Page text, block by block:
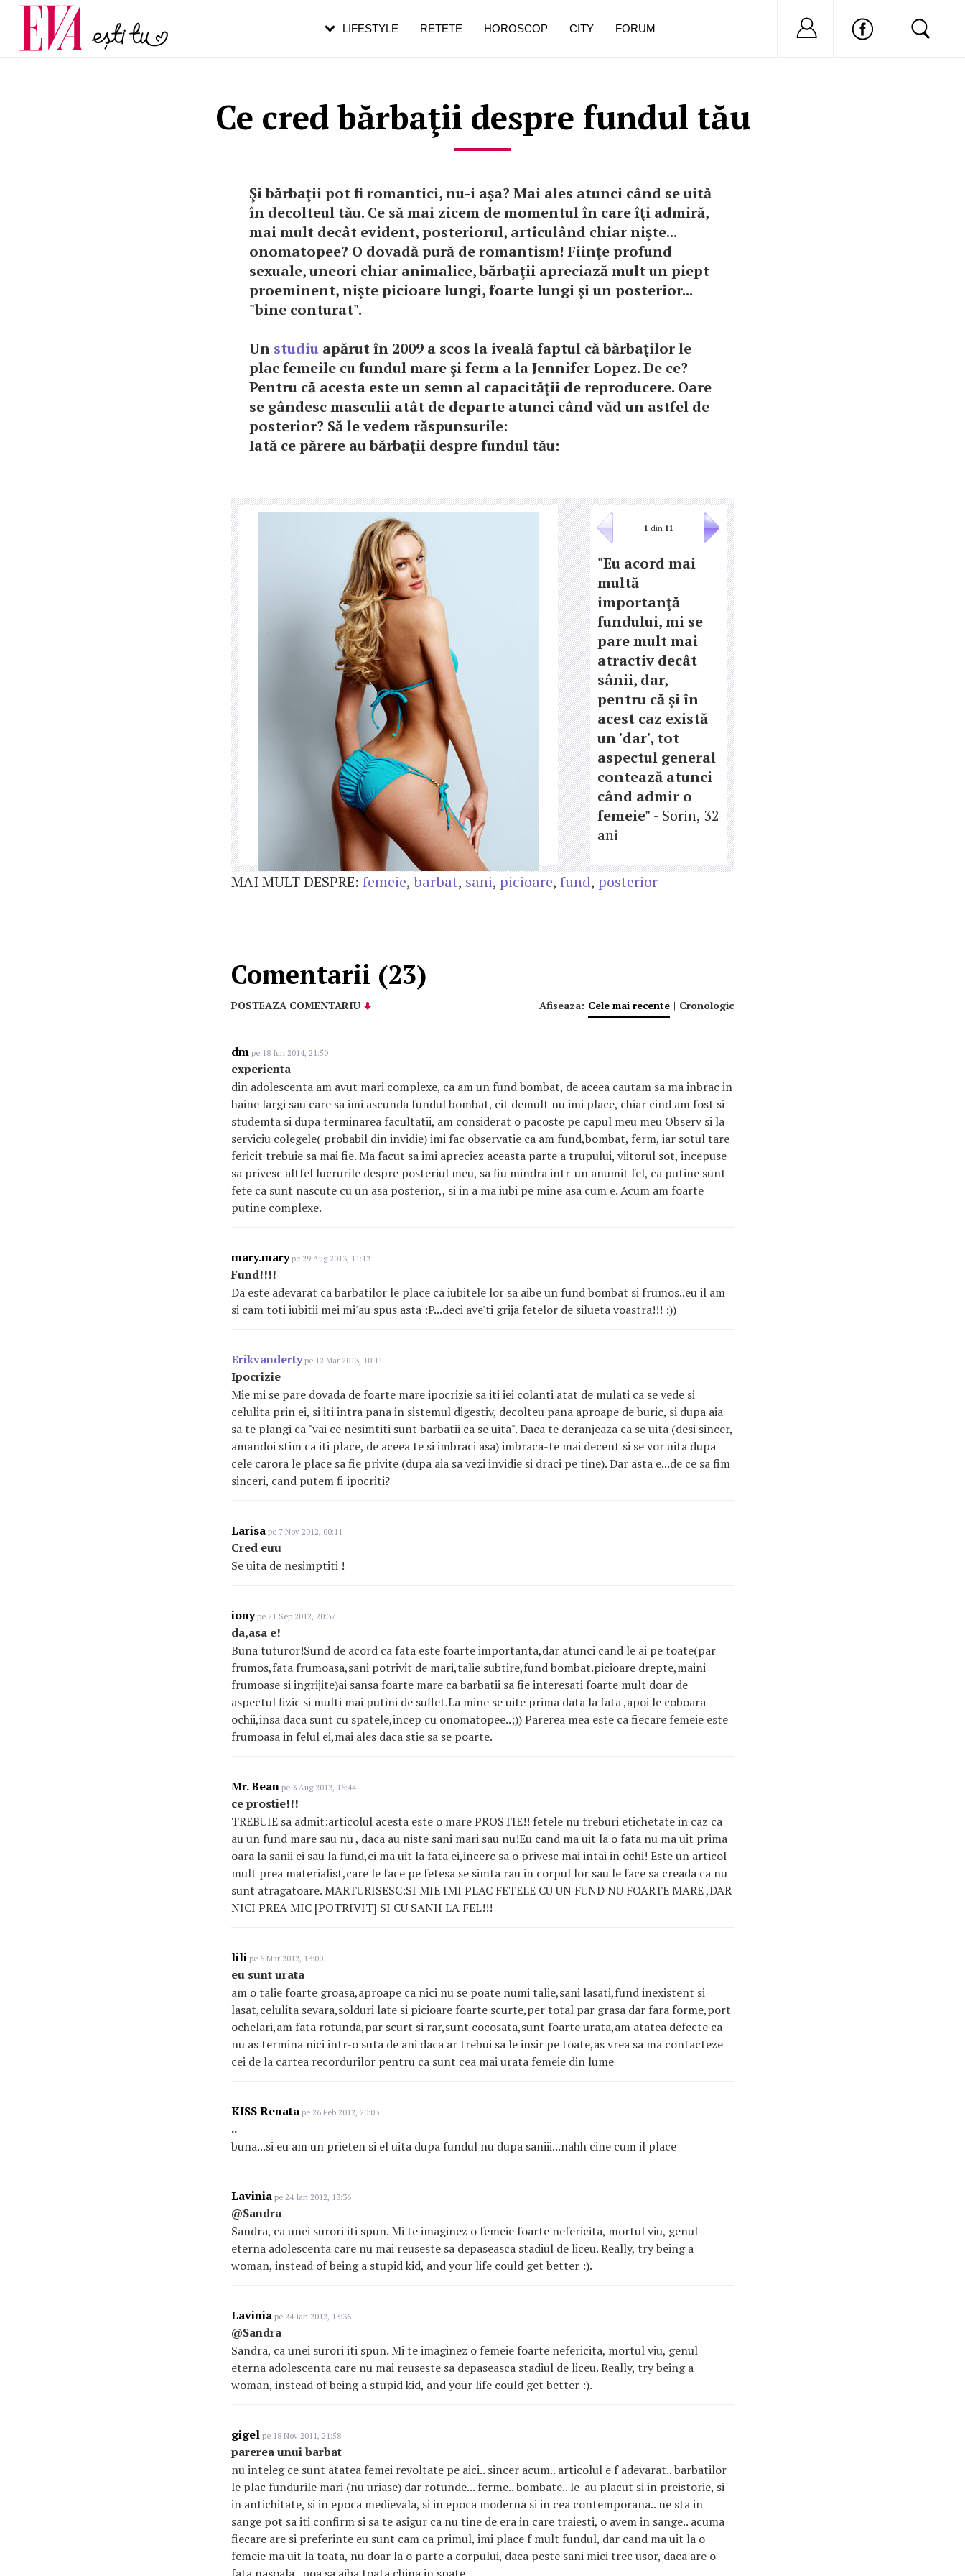
Ce cred bărbaţii despre fundul tău
Şi bărbaţii pot fi romantici, nu-i aşa? Mai ales atunci când se uită
în decolteul tău. Ce să mai zicem de momentul în care îţi admiră,
mai mult decât evident, posteriorul, articulând chiar nişte...
onomatopee? O dovadă pură de romantism! Fiinţe profund
sexuale, uneori chiar animalice, bărbaţii apreciază mult un piept
proeminent, nişte picioare lungi, foarte lungi şi un posterior...
"bine conturat".
Un studiu apărut în 2009 a scos la iveală faptul că bărbaţilor le
plac femeile cu fundul mare şi ferm a la Jennifer Lopez. De ce?
Pentru că acesta este un semn al capacităţii de reproducere. Oare
se gândesc masculii atât de departe atunci când văd un astfel de
posterior? Să le vedem răspunsurile:
Iată ce părere au bărbaţii despre fundul tău:
1 din 11
"Eu acord mai
multă
importanţă
fundului, mi se
pare mult mai
atractiv decât
sânii, dar,
pentru că şi în
acest caz există
un 'dar', tot
aspectul general
contează atunci
când admir o
femeie" - Sorin, 32
ani
MAI MULT DESPRE: femeie, barbat, sani, picioare, fund, posterior
Comentarii (23)
POSTEAZA COMENTARIU Afiseaza: Cele mai recente | Cronologic
dm pe 18 Iun 2014, 21:50
experienta
din adolescenta am avut mari complexe, ca am un fund bombat, de aceea cautam sa ma inbrac in
haine largi sau care sa imi ascunda fundul bombat, cit demult nu imi place, chiar cind am fost si
studemta si dupa terminarea facultatii, am considerat o pacoste pe capul meu meu Observ si la
serviciu colegele( probabil din invidie) imi fac observatie ca am fund,bombat, ferm, iar sotul tare
fericit trebuie sa mai fie. Ma facut sa imi apreciez aceasta parte a trupului, viitorul sot, incepuse
sa privesc altfel lucrurile despre posteriul meu, sa fiu mindra intr-un anumit fel, ca putine sunt
fete ca sunt nascute cu un asa posterior,, si in a ma iubi pe mine asa cum e. Acum am foarte
putine complexe.
mary.marype 29 Aug 2013, 11:12
Fund!!!!
Da este adevarat ca barbatilor le place ca iubitele lor sa aibe un fund bombat si frumos..eu il am
si cam toti iubitii mei mi'au spus asta :P...deci ave'ti grija fetelor de silueta voastra!!! :))
Erikvandertype 12 Mar 2013, 10:11
Ipocrizie
Mie mi se pare dovada de foarte mare ipocrizie sa iti iei colanti atat de mulati ca se vede si
celulita prin ei, si iti intra pana in sistemul digestiv, decolteu pana aproape de buric, si dupa aia
sa te plangi ca "vai ce nesimtiti sunt barbatii ca se uita". Daca te deranjeaza ca se uita (desi sincer,
amandoi stim ca iti place, de aceea te si imbraci asa) imbraca-te mai decent si se vor uita dupa
cele carora le place sa fie privite (dupa aia sa vezi invidie si draci pe tine). Dar asta e...de ce sa fim
sinceri, cand putem fi ipocriti?
Larisa pe 7 Nov 2012, 00:11
Cred euu
Se uita de nesimptiti !
ionype 21 Sep 2012, 20:37
da,asa e!
Buna tuturor!Sund de acord ca fata este foarte importanta,dar atunci cand le ai pe toate(par
frumos,fata frumoasa,sani potrivit de mari,talie subtire,fund bombat.picioare drepte,maini
frumoase si ingrijite)ai sansa foarte mare ca barbatii sa fie interesati foarte mult doar de
aspectul fizic si multi mai putini de suflet.La mine se uite prima data la fata ,apoi le coboara
ochii,insa daca sunt cu spatele,incep cu onomatopee..;)) Parerea mea este ca fiecare femeie este
frumoasa in felul ei,mai ales daca stie sa se poarte.
Mr. Bean pe 3 Aug 2012, 16:44
ce prostie!!!
TREBUIE sa admit:articolul acesta este o mare PROSTIE!! fetele nu treburi etichetate in caz ca
au un fund mare sau nu , daca au niste sani mari sau nu!Eu cand ma uit la o fata nu ma uit prima
oara la sanii ei sau la fund,ci ma uit la fata ei,incerc sa o privesc mai intai in ochi! Este un articol
mult prea materialist,care le face pe fetesa se simta rau in corpul lor sau le face sa creada ca nu
sunt atragatoare. MARTURISESC:SI MIE IMI PLAC FETELE CU UN FUND NU FOARTE MARE ,DAR
NICI PREA MIC [POTRIVIT] SI CU SANII LA FEL!!!
lili pe 6 Mar 2012, 13:00
eu sunt urata
am o talie foarte groasa,aproape ca nici nu se poate numi talie,sani lasati,fund inexistent si
lasat,celulita sevara,solduri late si picioare foarte scurte,per total par grasa dar fara forme,port
ochelari,am fata rotunda,par scurt si rar,sunt cocosata,sunt foarte urata,am atatea defecte ca
nu as termina nici intr-o suta de ani daca ar trebui sa le insir pe toate,as vrea sa ma contacteze
cei de la cartea recordurilor pentru ca sunt cea mai urata femeie din lume
KISS Renata pe 26 Feb 2012, 20:03
..
buna...si eu am un prieten si el uita dupa fundul nu dupa saniii...nahh cine cum il place
Lavinia pe 24 Ian 2012, 13:36
@Sandra
Sandra, ca unei surori iti spun. Mi te imaginez o femeie foarte nefericita, mortul viu, genul
eterna adolescenta care nu mai reuseste sa depaseasca stadiul de liceu. Really, try being a
woman, instead of being a stupid kid, and your life could get better :).
Lavinia pe 24 Ian 2012, 13:36
@Sandra
Sandra, ca unei surori iti spun. Mi te imaginez o femeie foarte nefericita, mortul viu, genul
eterna adolescenta care nu mai reuseste sa depaseasca stadiul de liceu. Really, try being a
woman, instead of being a stupid kid, and your life could get better :).
gigel pe 18 Nov 2011, 21:58
parerea unui barbat
nu inteleg ce sunt atatea femei revoltate pe aici.. sincer acum.. articolul e f adevarat.. barbatilor
le plac fundurile mari (nu uriase) dar rotunde... ferme.. bombate.. le-au placut si in preistorie, si
in antichitate, si in epoca medievala, si in epoca moderna si in cea contemporana.. ne sta in
sange pot sa iti confirm si sa te asigur ca nu tine de era in care traiesti, o avem in sange.. acuma
fiecare are si preferinte eu sunt cam ca primul, imi place f mult fundul, dar cand ma uit la o
femeie ma uit la toata, nu doar la o parte a corpului, daca peste sani mici trec usor, daca are o
LIFESTYLE RETETE HOROSCOP CITY FORUM Nu ai cont?
Carieră
Actualitate
pe măsură ce înaintezi în vârstă